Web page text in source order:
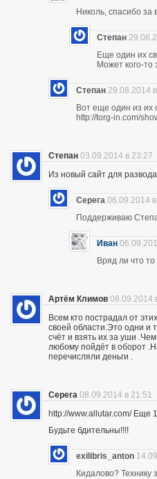
Николь, спасибо
Степан
Еще один их
Может кого-то
Степан 29.08.2014
Вот еще один из их
http://torg-in.com/
Степан 03.09.2014 в 23:27
Из новый сайт для
Серега 06.09.2014
Поддерживаю
Иван
Вряд ли что
Артём Климов 08.09.2014
Всем кто пострадал от
своей области.Это одни и
счёт и взять их за уши
любому пойдёт в оборот
перечисляли деньги .
Серега 08.09.2014 в 21:51
http://www.allutar.com/ Еще
Будьте бдительны!!!!
exilibris_anton
Кидалово? Технику